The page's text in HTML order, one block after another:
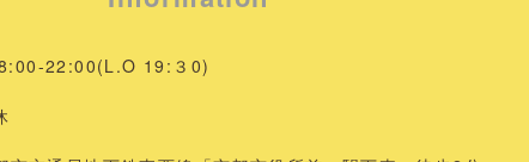
22:00(L.O 19:３0)